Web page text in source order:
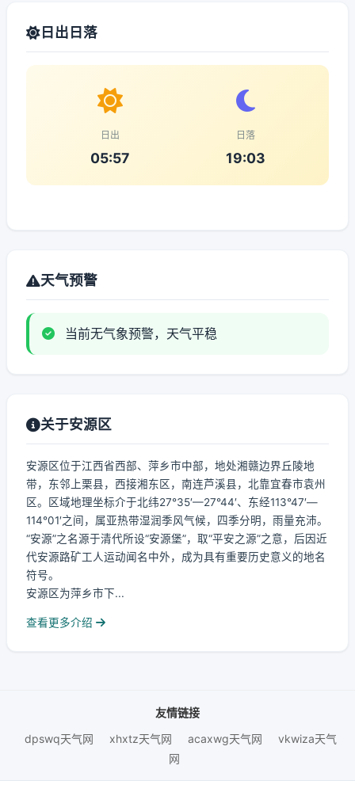
日出日落
日出
05:57
日落
19:03
天气预警
当前无气象预警，天气平稳
关于安源区
安源区位于江西省西部、萍乡市中部，地处湘赣边界丘陵地
带，东邻上栗县，西接湘东区，南连芦溪县，北靠宜春市袁州
区。区域地理坐标介于北纬27°35′—27°44′、东经113°47′—
114°01′之间，属亚热带湿润季风气候，四季分明，雨量充沛。
“安源”之名源于清代所设“安源堡”，取“平安之源”之意，后因近
代安源路矿工人运动闻名中外，成为具有重要历史意义的地名
符号。
安源区为萍乡市下...
查看更多介绍
友情链接
dpswq天气网
xhxtz天气网 acaxwg天气网
vkwiza天气
网